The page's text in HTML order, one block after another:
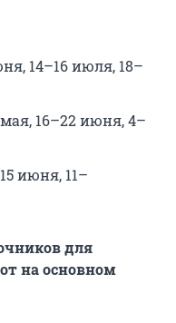
14–16 июля, 18–
16–22 июня, 4–
июня, 11–
для
на основном